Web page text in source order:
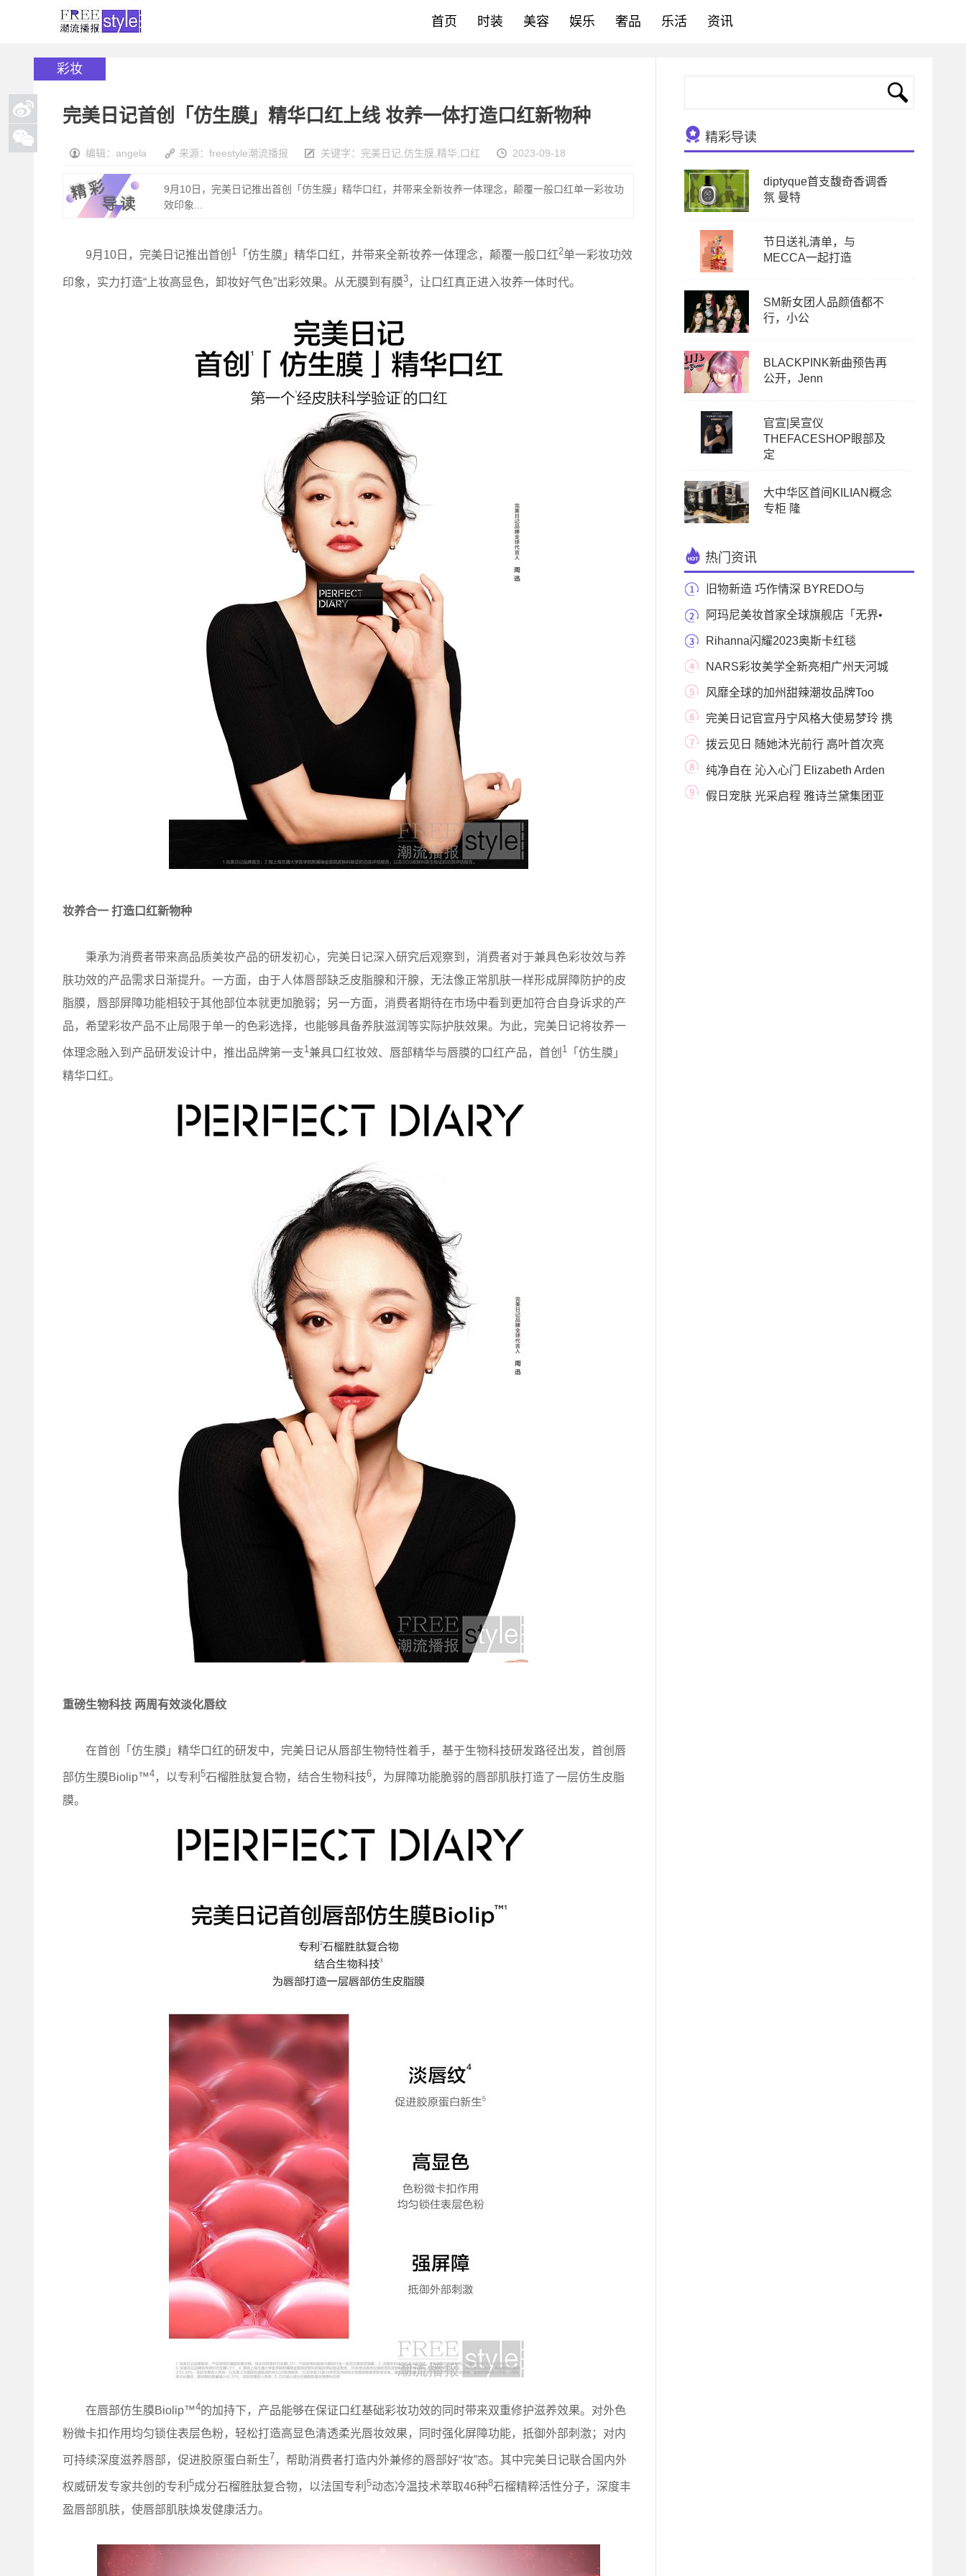
首页 时装 美容 娱乐 奢品 乐活 资讯
彩妆
完美日记首创「仿生膜」精华口红上线 妆养一体打造口红新物种
编辑：angela 来源：freestyle潮流播报 关键字： 完美日记 仿生膜 精华 口红 2023-09-18
9月10日，完美日记推出首创「仿生膜」精华口红，并带来全新妆养一体理念，颠覆一般口红单一彩妆功
效印象...
9月10日，完美日记推出首创 1 「仿生膜」精华口红，并带来全新妆养一体理念，颠覆一般口红2单一彩妆功效
印象，实力打造“上妆高显色，卸妆好气色”出彩效果。从无膜到有膜3 ，让口红真正进入妆养一体时代。
妆养合一 打造口红新物种
秉承为消费者带来高品质美妆产品的研发初心，完美日记深入研究后观察到，消费者对于兼具色彩妆效与养
肤功效的产品需求日渐提升。一方面，由于人体唇部缺乏皮脂腺和汗腺，无法像正常肌肤一样形成屏障防护的皮
脂膜，唇部屏障功能相较于其他部位本就更加脆弱；另一方面，消费者期待在市场中看到更加符合自身诉求的产
品，希望彩妆产品不止局限于单一的色彩选择，也能够具备养肤滋润等实际护肤效果。为此，完美日记将妆养一
体理念融入到产品研发设计中，推出品牌第一支1 兼具口红妆效、唇部精华与唇膜的口红产品，首创 1
「仿生膜」
精华口红。
重磅生物科技 两周有效淡化唇纹
在首创「仿生膜」精华口红的研发中，完美日记从唇部生物特性着手，基于生物科技研发路径出发，首创唇
部仿生膜Biolip™4 ，以专利 5石榴胜肽复合物，结合生物科技6 ，为屏障功能脆弱的唇部肌肤打造了一层仿生皮脂
膜。
在唇部仿生膜Biolip™4的加持下，产品能够在保证口红基础彩妆功效的同时带来双重修护滋养效果。对外色
粉微卡扣作用均匀锁住表层色粉，轻松打造高显色清透柔光唇妆效果，同时强化屏障功能，抵御外部刺激；对内
可持续深度滋养唇部，促进胶原蛋白新生7 ，帮助消费者打造内外兼修的唇部好“妆”态。其中完美日记联合国内外
权威研发专家共创的专利 5成分石榴胜肽复合物，以法国专利 5动态冷温技术萃取46种8石榴精粹活性分子，深度丰
盈唇部肌肤，使唇部肌肤焕发健康活力。
精彩导读
diptyque首支馥奇香调香
氛 曼特
节日送礼清单，与
MECCA一起打造
SM新女团人品颜值都不
行，小公
BLACKPINK新曲预告再
公开，Jenn
官宣|吴宣仪
THEFACESHOP眼部及
定
大中华区首间KILIAN概念
专柜 隆
热门资讯
旧物新造 巧作情深 BYREDO与
Bentgablenits推出节日联
阿玛尼美妆首家全球旗舰店「无界•
红馆」深圳
Rihanna闪耀2023奥斯卡红毯
NARS彩妆美学全新亮相广州天河城
纵享璀璨星礼
风靡全球的加州甜辣潮妆品牌Too
Faced，盛大入驻
完美日记官宣丹宁风格大使易梦玲 携
「丹宁假日
拨云见日 随她沐光前行 高叶首次亮
相欧莱雅戛纳
纯净自在 沁入心门 Elizabeth Arden
伊丽莎白雅顿宣
假日宠肤 光采启程 雅诗兰黛集团亚